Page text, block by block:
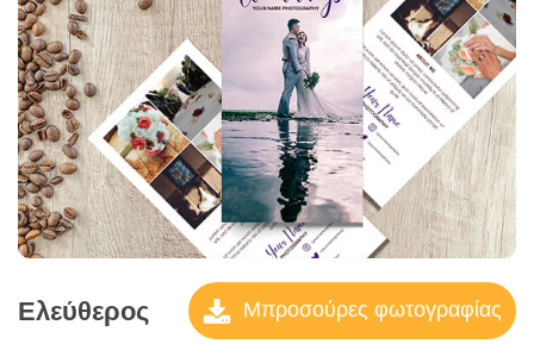
Ελεύθερος Μπροσούρες φωτογραφίας